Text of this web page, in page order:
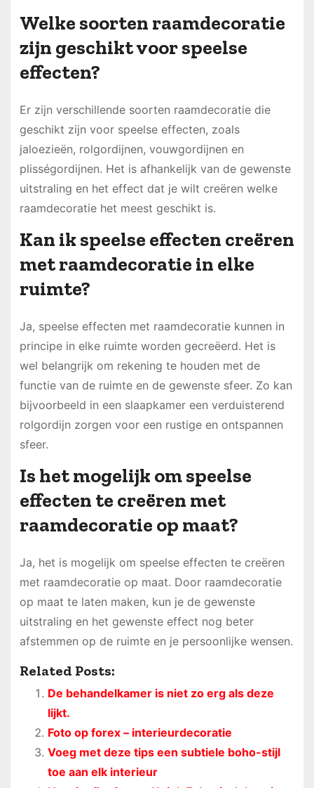
Welke soorten raamdecoratie
zijn geschikt voor speelse
effecten?
Er zijn verschillende soorten raamdecoratie die
geschikt zijn voor speelse effecten, zoals
jaloezieën, rolgordijnen, vouwgordijnen en
plisségordijnen. Het is afhankelijk van de gewenste
uitstraling en het effect dat je wilt creëren welke
raamdecoratie het meest geschikt is.
Kan ik speelse effecten creëren
met raamdecoratie in elke
ruimte?
Ja, speelse effecten met raamdecoratie kunnen in
principe in elke ruimte worden gecreëerd. Het is
wel belangrijk om rekening te houden met de
functie van de ruimte en de gewenste sfeer. Zo kan
bijvoorbeeld in een slaapkamer een verduisterend
rolgordijn zorgen voor een rustige en ontspannen
sfeer.
Is het mogelijk om speelse
effecten te creëren met
raamdecoratie op maat?
Ja, het is mogelijk om speelse effecten te creëren
met raamdecoratie op maat. Door raamdecoratie
op maat te laten maken, kun je de gewenste
uitstraling en het gewenste effect nog beter
afstemmen op de ruimte en je persoonlijke wensen.
Related Posts:
De behandelkamer is niet zo erg als deze
lijkt.
Foto op forex – interieurdecoratie
Voeg met deze tips een subtiele boho-stijl
toe aan elk interieur